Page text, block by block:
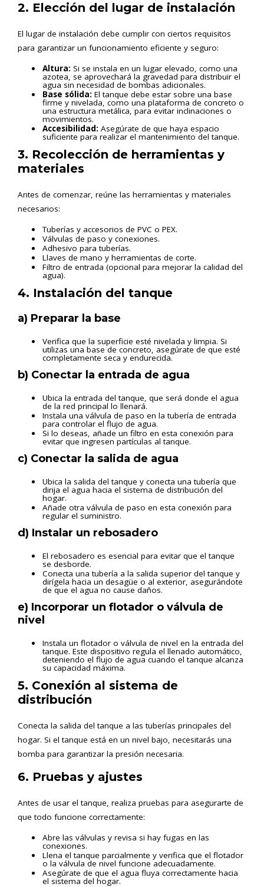
2. Elección del lugar de instalación
El lugar de instalación debe cumplir con ciertos requisitos
para garantizar un funcionamiento eficiente y seguro:
Altura: Si se instala en un lugar elevado, como una
azotea, se aprovechará la gravedad para distribuir el
agua sin necesidad de bombas adicionales.
Base sólida: El tanque debe estar sobre una base
firme y nivelada, como una plataforma de concreto o
una estructura metálica, para evitar inclinaciones o
movimientos.
Accesibilidad: Asegúrate de que haya espacio
suficiente para realizar el mantenimiento del tanque.
3. Recolección de herramientas y
materiales
Antes de comenzar, reúne las herramientas y materiales
necesarios:
Tuberías y accesorios de PVC o PEX.
Válvulas de paso y conexiones.
Adhesivo para tuberías.
Llaves de mano y herramientas de corte.
Filtro de entrada (opcional para mejorar la calidad del
agua).
4. Instalación del tanque
a) Preparar la base
Verifica que la superficie esté nivelada y limpia. Si
utilizas una base de concreto, asegúrate de que esté
completamente seca y endurecida.
b) Conectar la entrada de agua
Ubica la entrada del tanque, que será donde el agua
de la red principal lo llenará.
Instala una válvula de paso en la tubería de entrada
para controlar el flujo de agua.
Si lo deseas, añade un filtro en esta conexión para
evitar que ingresen partículas al tanque.
c) Conectar la salida de agua
Ubica la salida del tanque y conecta una tubería que
dirija el agua hacia el sistema de distribución del
hogar.
Añade otra válvula de paso en esta conexión para
regular el suministro.
d) Instalar un rebosadero
El rebosadero es esencial para evitar que el tanque
se desborde.
Conecta una tubería a la salida superior del tanque y
dirígela hacia un desagüe o al exterior, asegurándote
de que el agua no cause daños.
e) Incorporar un flotador o válvula de
nivel
Instala un flotador o válvula de nivel en la entrada del
tanque. Este dispositivo regula el llenado automático,
deteniendo el flujo de agua cuando el tanque alcanza
su capacidad máxima.
5. Conexión al sistema de
distribución
Conecta la salida del tanque a las tuberías principales del
hogar. Si el tanque está en un nivel bajo, necesitarás una
bomba para garantizar la presión necesaria.
6. Pruebas y ajustes
Antes de usar el tanque, realiza pruebas para asegurarte de
que todo funcione correctamente:
Abre las válvulas y revisa si hay fugas en las
conexiones.
Llena el tanque parcialmente y verifica que el flotador
o la válvula de nivel funcione adecuadamente.
Asegúrate de que el agua fluya correctamente hacia
el sistema del hogar.